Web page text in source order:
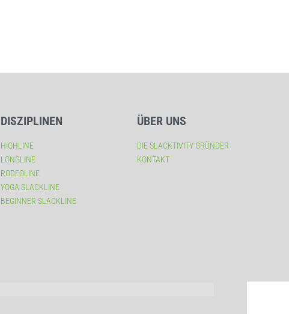
DISZIPLINEN
HIGHLINE
LONGLINE
RODEOLINE
YOGA SLACKLINE
BEGINNER SLACKLINE
ÜBER UNS
DIE SLACKTIVITY GRÜNDER
KONTAKT